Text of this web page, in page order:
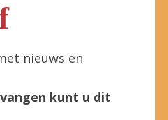
nieuws en
kunt u dit